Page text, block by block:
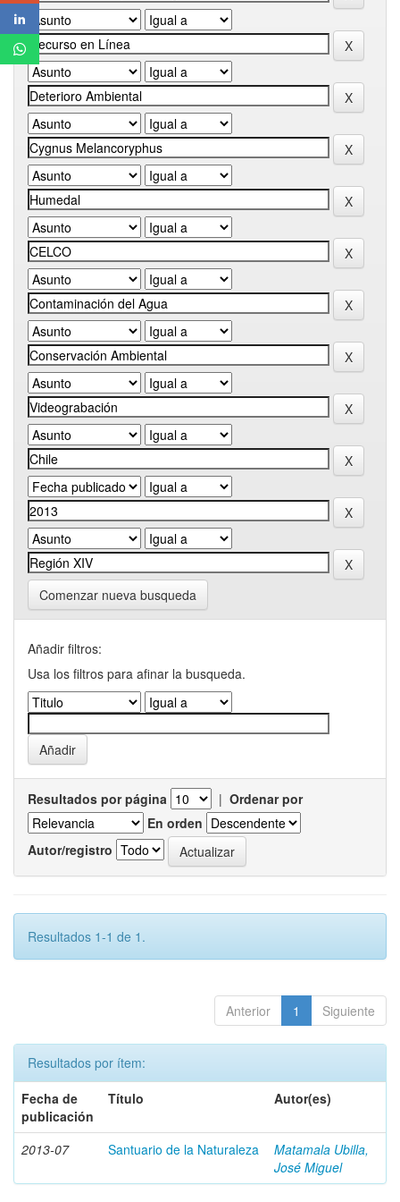
Comenzar nueva busqueda
Añadir filtros:
Usa los filtros para afinar la busqueda.
Resultados por página | Ordenar por
En orden
Autor/registro
Resultados 1-1 de 1.
Anterior 1 Siguiente
Resultados por ítem:
Fecha de
publicación
Título Autor(es)
2013-07 Santuario de la Naturaleza
Matamala Ubilla,
José Miguel